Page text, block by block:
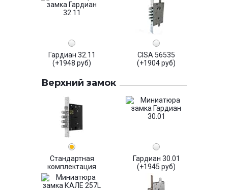
Гардиан 32.11
(+1948 руб)
CISA 56535
(+1904 руб)
Верхний замок
Стандартная
комплектация
Гардиан 30.01
(+1945 руб)